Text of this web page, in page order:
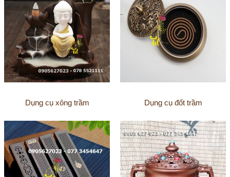
Dụng cụ xông trầm Dụng cụ đốt trầm